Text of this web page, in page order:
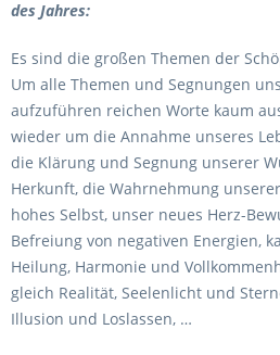
des Jahres:
Es sind die großen Themen der
Um alle Themen und Segnungen
aufzuführen reichen Worte kaum
wieder um die Annahme unseres
die Klärung und Segnung unserer
Herkunft, die Wahrnehmung
hohes Selbst, unser neues Herz-
Befreiung von negativen Energien,
Heilung, Harmonie und
gleich Realität, Seelenlicht und
Illusion und Loslassen, …